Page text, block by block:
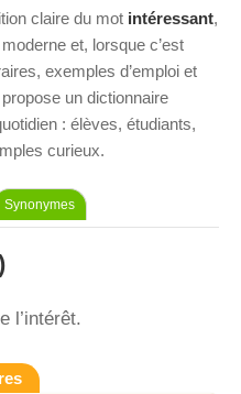
claire du mot intéressant,
et, lorsque c’est
exemples d’emploi et
un dictionnaire
: élèves, étudiants,
curieux.
Synonymes
l’intérêt.